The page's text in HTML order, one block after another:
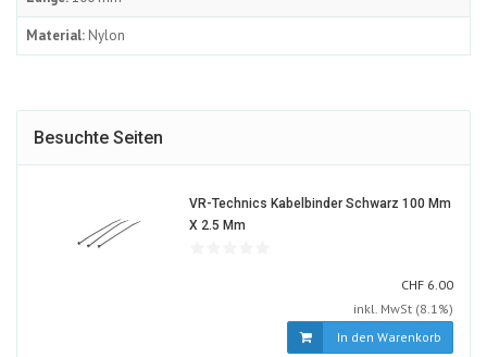
Material: Nylon
Besuchte Seiten
VR-Technics Kabelbinder Schwarz 100 Mm
X 2.5 Mm
CHF CHF
6.00
inkl. MwSt (8.1%)
In den Warenkorb